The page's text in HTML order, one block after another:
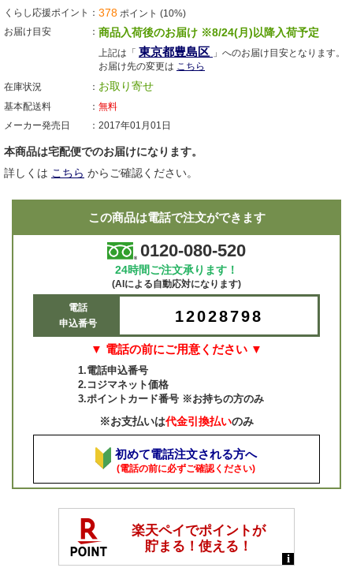
くらし応援ポイント 378 ポイント (10%)
お届け目安
商品入荷後のお届け ※8/24(月)以降入荷予定
上記は「 東京都豊島区 」へのお届け目安となります。
お届け先の変更は こちら
在庫状況
お取り寄せ
基本配送料
無料
メーカー発売日
2017年01月01日
本商品は宅配便でのお届けになります。
詳しくは こちら からご確認ください。
この商品は電話で注文ができます
0120-080-520
24時間ご注文承ります！
(AIによる自動応対になります)
電話
申込番号
12028798
▼ 電話の前にご用意ください ▼
1.電話申込番号
2.コジマネット価格
3.ポイントカード番号 ※お持ちの方のみ
※お支払いは代金引換払いのみ
初めて電話注文される方へ
(電話の前に必ずご確認ください)